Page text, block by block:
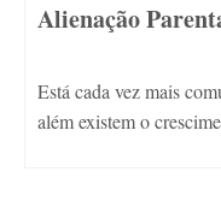
Alienação
Está cada vez mais
além existem o